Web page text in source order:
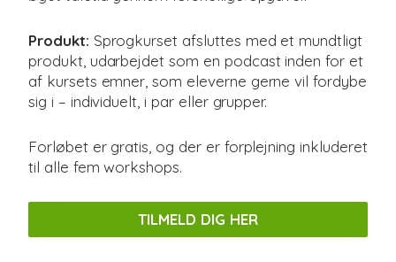
Produkt: Sprogkurset afsluttes med et mundtligt
produkt, udarbejdet som en podcast inden for et
af kursets emner, som eleverne gerne vil fordybe
sig i – individuelt, i par eller grupper.
Forløbet er gratis, og der er forplejning inkluderet
til alle fem workshops.
TILMELD DIG HER